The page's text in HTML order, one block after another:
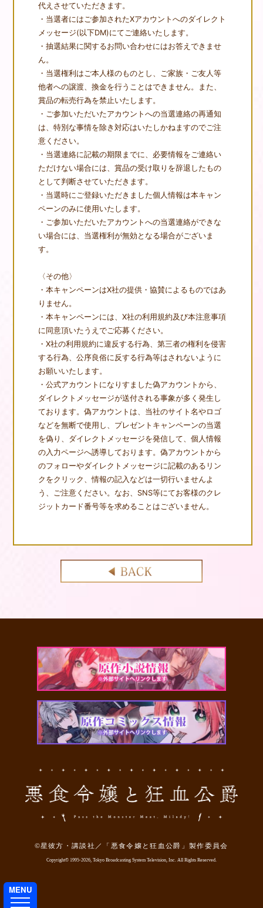
代えさせていただきます。
・当選者にはご参加されたXアカウントへのダイレクト
メッセージ(以下DM)にてご連絡いたします。
・抽選結果に関するお問い合わせにはお答えできませ
ん。
・当選権利はご本人様のものとし、ご家族・ご友人等
他者への譲渡、換金を行うことはできません。また、
賞品の転売行為を禁止いたします。
・ご参加いただいたアカウントへの当選連絡の再通知
は、特別な事情を除き対応はいたしかねますのでご注
意ください。
・当選連絡に記載の期限までに、必要情報をご連絡い
ただけない場合には、賞品の受け取りを辞退したもの
として判断させていただきます。
・当選時にご登録いただきました個人情報は本キャン
ペーンのみに使用いたします。
・ご参加いただいたアカウントへの当選連絡ができな
い場合には、当選権利が無効となる場合がございま
す。
〈その他〉
・本キャンペーンはX社の提供・協賛によるものではあ
りません。
・本キャンペーンには、X社の利用規約及び本注意事項
に同意頂いたうえでご応募ください。
・X社の利用規約に違反する行為、第三者の権利を侵害
する行為、公序良俗に反する行為等はされないように
お願いいたします。
・公式アカウントになりすました偽アカウントから、
ダイレクトメッセージが送付される事象が多く発生し
ております。偽アカウントは、当社のサイト名やロゴ
などを無断で使用し、プレゼントキャンペーンの当選
を偽り、ダイレクトメッセージを発信して、個人情報
の入力ページへ誘導しております。偽アカウントから
のフォローやダイレクトメッセージに記載のあるリン
クをクリック、情報の記入などは一切行いませんよ
う、ご注意ください。なお、SNS等にてお客様のクレ
ジットカード番号等を求めることはございません。
©星彼方・講談社／「悪食令嬢と狂血公爵」製作委員会
Copyright© 1995-2026, Tokyo Broadcasting System Television, Inc. All Rights Reserved.